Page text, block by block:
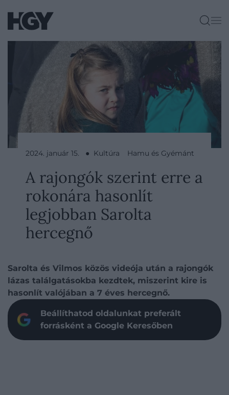
2024. január 15. ● Kultúra Hamu és Gyémánt
A rajongók szerint erre a
rokonára hasonlít
legjobban Sarolta
hercegnő
Sarolta és Vilmos közös videója után a rajongók
lázas találgatásokba kezdtek, miszerint kire is
hasonlít valójában a 7 éves hercegnő.
Beállíthatod oldalunkat preferált
forrásként a Google Keresőben